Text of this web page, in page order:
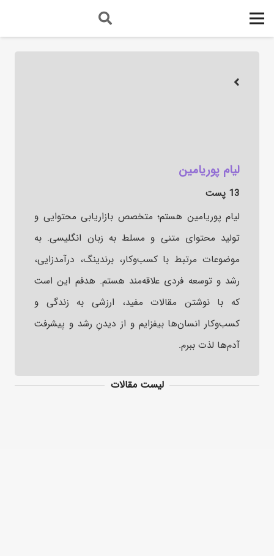
لیام پوریامین
13 پست
لیام پوریامین هستم؛ متخصص بازاریابی محتوایی و
تولید محتوای متنی و مسلط به زبان انگلیسی. به
موضوعات مرتبط با کسب‌وکار، برندینگ، درآمدزایی،
رشد و توسعه فردی علاقه‌مند هستم. هدفم این است
که با نوشتن مقالات مفید، ارزشی به زندگی و
کسب‌وکار انسان‌ها بیفزایم و از دیدنِ رشد و پیشرفت
آدم‌ها لذت ببرم.
لیست مقالات